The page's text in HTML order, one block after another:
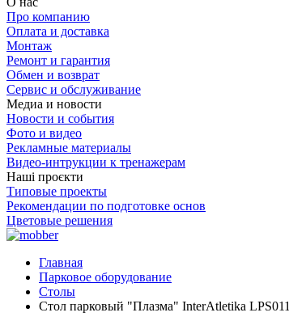
Про компанию
Оплата и доставка
Монтаж
Ремонт и гарантия
Обмен и возврат
Сервис и обслуживание
Медиа и новости
Новости и события
Фото и видео
Рекламные материалы
Видео-интрукции к тренажерам
Наші проєкти
Типовые проекты
Рекомендации по подготовке основ
Цветовые решения
Главная
Парковое оборудование
Столы
Стол парковый "Плазма" InterAtletika LPS011